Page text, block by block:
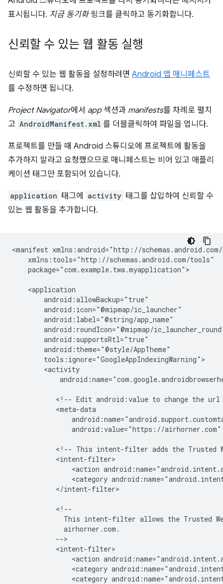
표시됩니다. 지금 동기화링크를 클릭하고 동기화합니다.
신뢰할 수 있는 웹 활동 실행
신뢰할 수 있는 웹 활동을 설정하려면 Android 앱 매니페스트
를 수정하면 됩니다.
Project Navigator에서 app섹션과 manifests를 차례로 펼치
고 AndroidManifest.xml 를 더블클릭하여 파일을 엽니다.
프로젝트를 만들 때 Android 스튜디오에 프로젝트에 활동을
추가하지 말라고 요청했으므로 매니페스트는 비어 있고 애플리
케이션 태그만 포함되어 있습니다.
application 태그에 activity 태그를 삽입하여 신뢰할 수
있는 웹 활동을 추가합니다.
<manifest
package="com.example.twa.myapplication">
<!-- Edit android:value to change the url
android:value="https://airhorner.com"
<!-- This intent-filter adds the Trusted
<action
<category
</intent-filter>
This intent-filter allows the Trusted
<action
<category
<category